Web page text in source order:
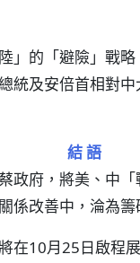
」的「避險」戰
統及安倍首相對
結 語
政府，將美、中
係改善中，淪為籌
在10月25日啟程